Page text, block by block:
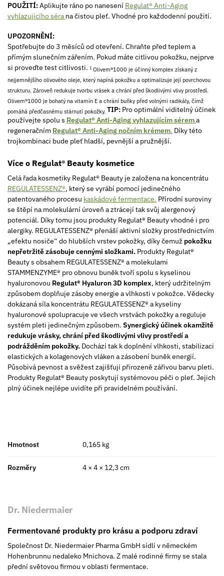
POUŽITÍ:Aplikujte ráno po nanesení Regulat® Anti-Aging
vyhlazujícího séra na čistou pleť. Vhodné pro každodenní použití.
UPOZORNĚNÍ:
Spotřebujte do 3 měsíců od otevření. Chraňte před teplem a
přímým slunečním zářením. Pokud máte citlivou pokožku, nejprve
si proveďte test citlivosti. 1 Olivem®1000 je účinný komplex získaný z
nejjemnějšího olivového oleje, který napíná pokožku a optimalizuje její povrchovou
strukturu. Zároveň redukuje tvorbu vrásek a chrání před škodlivými vlivy prostředí.
Olivem®1000 je bohatý na vitamín E a chrání buňky před volnými radikály, čímž
pomáhá předčasnému stárnutí pokožky. TIP: Pro optimální viditelný účinek
používejte spolu s Regulat® Anti-Aging vyhlazujícím sérema
regeneračním Regulat® Anti-Aging nočním krémem. Díky této
trojkombinaci bude pleť hladší, pevnější a pružnější.
Více o Regulat® Beauty kosmetice
Celá řada kosmetiky Regulat® Beauty je založena na koncentrátu
REGULATESSENZ®, který se vyrábí pomocí jedinečného
patentovaného procesu kaskádové fermentace. Přírodní suroviny
se štěpí na molekulární úroveň a ztrácejí tak svůj alergenový
potenciál. Díky tomu jsou produkty Regulat® Beauty vhodné i pro
alergiky. REGULATESSENZ® přenáší aktivní složky prostřednictvím
„efektu nosiče“ do hlubších vrstev pokožky, díky čemuž pokožku
nepřetržitě zásobuje cennými složkami. Produkty Regulat®
Beauty s obsahem REGULATESSENZ® a molekulami
STAMMENZYME® pro obnovu buněk tvoří spolu s kyselinou
hyaluronovou Regulat® Hyaluron 3D komplex, který udržitelným
způsobem doplňuje zásoby energie a vlhkosti v pokožce. Vědecky
dokázaná síla koncentrátu REGULATESSENZ® a kyseliny
hyaluronové spolupracuje ve všech vrstvách pokožky a reguluje
systém pleti jedinečným způsobem. Synergický účinek okamžitě
redukuje vrásky, chrání před škodlivými vlivy prostředí a
podrážděním pokožky. Dochází tak k doplnění vlhkosti, stabilizaci
elastických a kolagenových vláken a zásobení buněk energií.
Působivá pevnost a svěžest zajišťují přirozeně zářivou barvu pleti.
Produkty Regulat® Beauty poskytují systémovou péči o pleť. Jejich
plný účinek nejlépe uvidíte při pravidelném používání.
Hmotnost 0,165 kg
Rozměry 4 × 4 × 12,3 cm
Dr. Niedermaier
Fermentované produkty pro krásu a podporu zdraví
Společnost Dr. Niedermaier Pharma GmbH sídlí v německém
Hohenbrunnu nedaleko Mnichova. Z malé rodinné firmy se stala
přední světovou firmou v oblasti fermentace.